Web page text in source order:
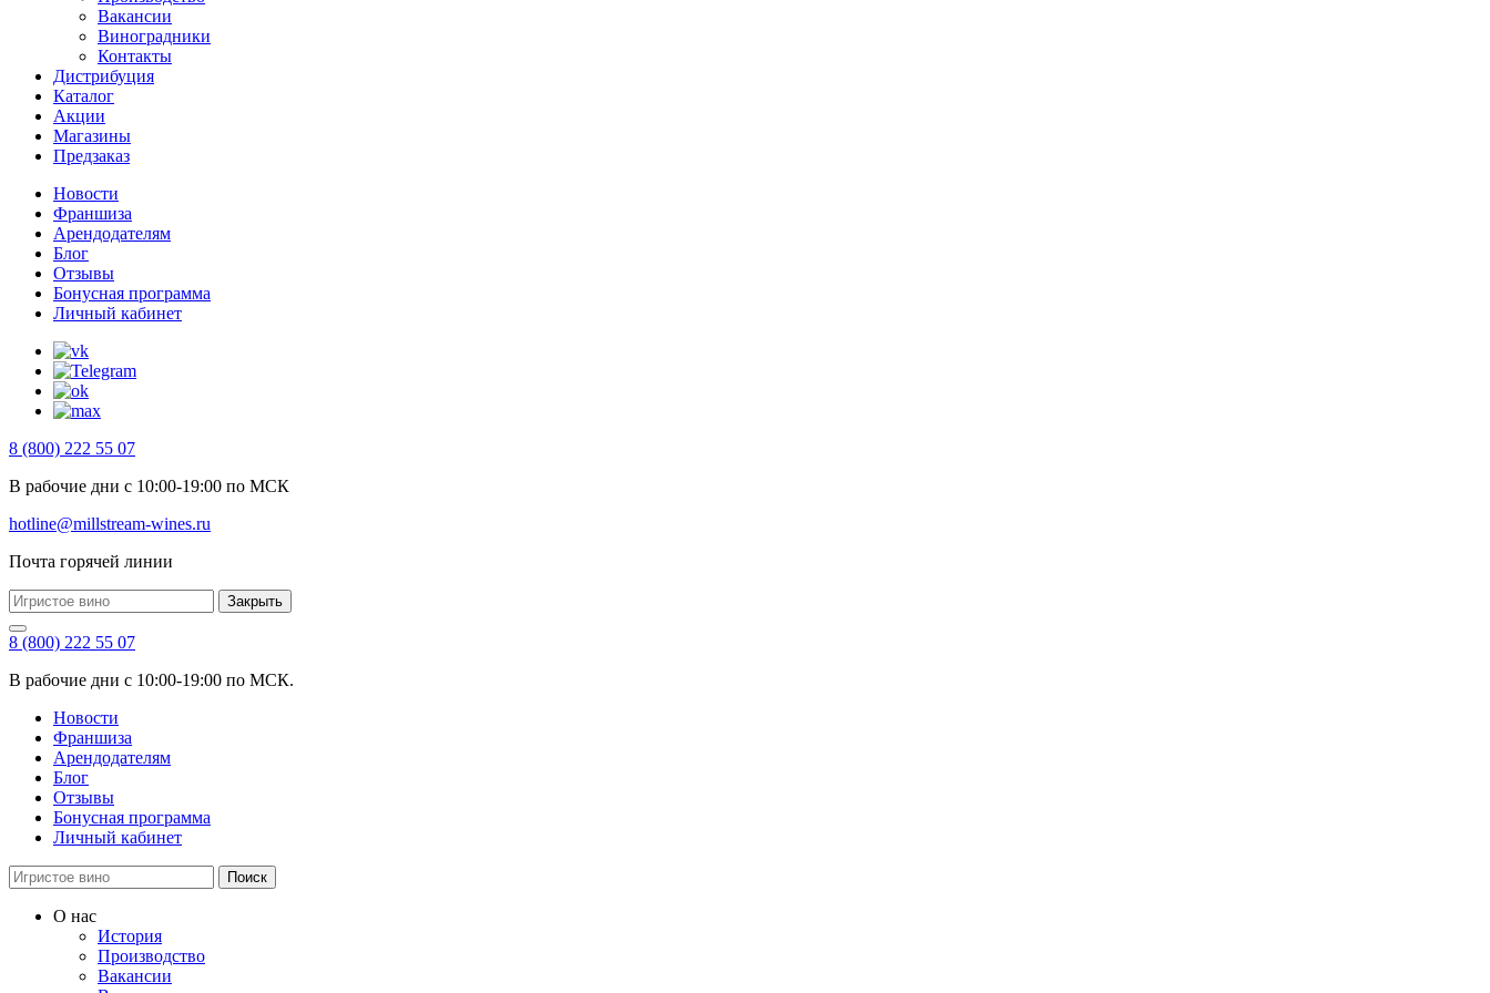
Вакансии
Виноградники
Контакты
Дистрибуция
Каталог
Акции
Магазины
Предзаказ
Новости
Франшиза
Арендодателям
Блог
Отзывы
Бонусная программа
Личный кабинет
8 (800) 222 55 07
В рабочие дни с 10:00-19:00 по МСК
hotline@millstream-wines.ru
Почта горячей линии
Закрыть
8 (800) 222 55 07
В рабочие дни с 10:00-19:00 по МСК.
Новости
Франшиза
Арендодателям
Блог
Отзывы
Бонусная программа
Личный кабинет
Поиск
О нас
История
Производство
Вакансии